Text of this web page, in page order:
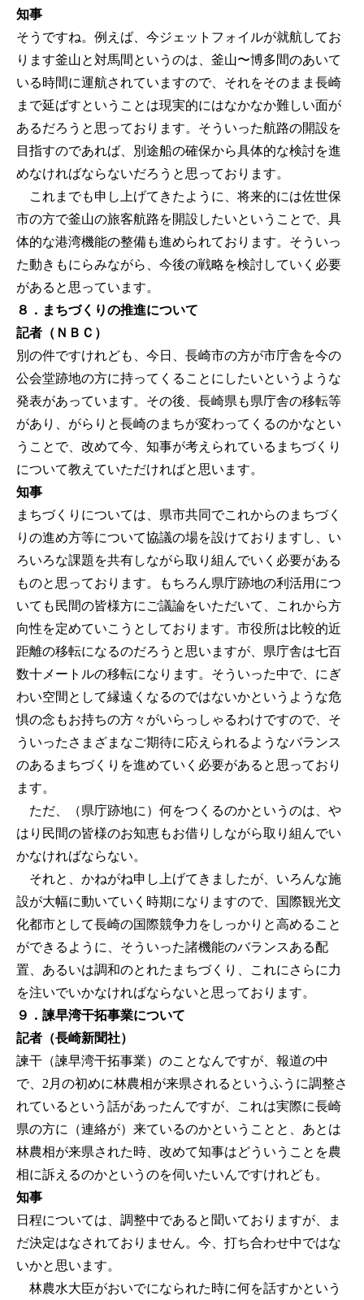
知事
そうですね。例えば、今ジェットフォイルが就航してお
ります釜山と対馬間というのは、釜山〜博多間のあいて
いる時間に運航されていますので、それをそのまま長崎
まで延ばすということは現実的にはなかなか難しい面が
あるだろうと思っております。そういった航路の開設を
目指すのであれば、別途船の確保から具体的な検討を進
めなければならないだろうと思っております。
これまでも申し上げてきたように、将来的には佐世保
市の方で釜山の旅客航路を開設したいということで、具
体的な港湾機能の整備も進められております。そういっ
た動きもにらみながら、今後の戦略を検討していく必要
があると思っています。
８．まちづくりの推進について
記者（ＮＢＣ）
別の件ですけれども、今日、長崎市の方が市庁舎を今の
公会堂跡地の方に持ってくることにしたいというような
発表があっています。その後、長崎県も県庁舎の移転等
があり、がらりと長崎のまちが変わってくるのかなとい
うことで、改めて今、知事が考えられているまちづくり
について教えていただければと思います。
知事
まちづくりについては、県市共同でこれからのまちづく
りの進め方等について協議の場を設けておりますし、い
ろいろな課題を共有しながら取り組んでいく必要がある
ものと思っております。もちろん県庁跡地の利活用につ
いても民間の皆様方にご議論をいただいて、これから方
向性を定めていこうとしております。市役所は比較的近
距離の移転になるのだろうと思いますが、県庁舎は七百
数十メートルの移転になります。そういった中で、にぎ
わい空間として縁遠くなるのではないかというような危
惧の念もお持ちの方々がいらっしゃるわけですので、そ
ういったさまざまなご期待に応えられるようなバランス
のあるまちづくりを進めていく必要があると思っており
ます。
ただ、（県庁跡地に）何をつくるのかというのは、や
はり民間の皆様のお知恵もお借りしながら取り組んでい
かなければならない。
それと、かねがね申し上げてきましたが、いろんな施
設が大幅に動いていく時期になりますので、国際観光文
化都市として長崎の国際競争力をしっかりと高めること
ができるように、そういった諸機能のバランスある配
置、あるいは調和のとれたまちづくり、これにさらに力
を注いでいかなければならないと思っております。
９．諫早湾干拓事業について
記者（長崎新聞社）
諫干（諫早湾干拓事業）のことなんですが、報道の中
で、2月の初めに林農相が来県されるというふうに調整さ
れているという話があったんですが、これは実際に長崎
県の方に（連絡が）来ているのかということと、あとは
林農相が来県された時、改めて知事はどういうことを農
相に訴えるのかというのを伺いたいんですけれども。
知事
日程については、調整中であると聞いておりますが、ま
だ決定はなされておりません。今、打ち合わせ中ではな
いかと思います。
林農水大臣がおいでになられた時に何を話すかという